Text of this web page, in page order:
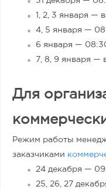
1, 2, 3 января —
4, 5 января —
6 января —
7, 8, 9 января —
Для
Режим работы
заказчиками
24 декабря —
25, 26, 27